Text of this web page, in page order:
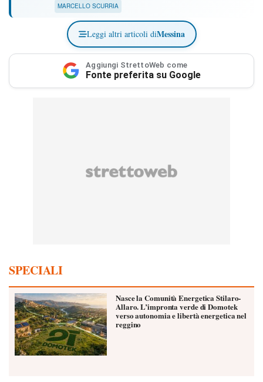
MARCELLO SCURRIA
Leggi altri articoli diMessina
Aggiungi StrettoWeb come
Fonte preferita su Google
SPECIALI
Nasce la Comunità Energetica Stilaro-
Allaro. L’impronta verde di Domotek
verso autonomia e libertà energetica nel
reggino